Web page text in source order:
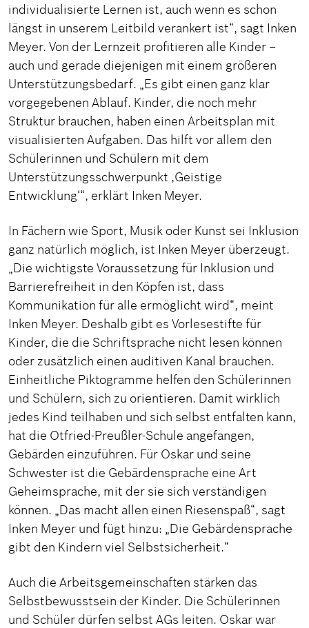
individualisierte Lernen ist, auch wenn es schon
längst in unserem Leitbild verankert ist“, sagt Inken
Meyer. Von der Lernzeit profitieren alle Kinder –
auch und gerade diejenigen mit einem größeren
Unterstützungsbedarf. „Es gibt einen ganz klar
vorgegebenen Ablauf. Kinder, die noch mehr
Struktur brauchen, haben einen Arbeitsplan mit
visualisierten Aufgaben. Das hilft vor allem den
Schülerinnen und Schülern mit dem
Unterstützungsschwerpunkt ,Geistige
Entwicklung‘“, erklärt Inken Meyer.
In Fächern wie Sport, Musik oder Kunst sei Inklusion
ganz natürlich möglich, ist Inken Meyer überzeugt.
„Die wichtigste Voraussetzung für Inklusion und
Barrierefreiheit in den Köpfen ist, dass
Kommunikation für alle ermöglicht wird“, meint
Inken Meyer. Deshalb gibt es Vorlesestifte für
Kinder, die die Schriftsprache nicht lesen können
oder zusätzlich einen auditiven Kanal brauchen.
Einheitliche Piktogramme helfen den Schülerinnen
und Schülern, sich zu orientieren. Damit wirklich
jedes Kind teilhaben und sich selbst entfalten kann,
hat die Otfried-Preußler-Schule angefangen,
Gebärden einzuführen. Für Oskar und seine
Schwester ist die Gebärdensprache eine Art
Geheimsprache, mit der sie sich verständigen
können. „Das macht allen einen Riesenspaß“, sagt
Inken Meyer und fügt hinzu: „Die Gebärdensprache
gibt den Kindern viel Selbstsicherheit.“
Auch die Arbeitsgemeinschaften stärken das
Selbstbewusstsein der Kinder. Die Schülerinnen
und Schüler dürfen selbst AGs leiten. Oskar war